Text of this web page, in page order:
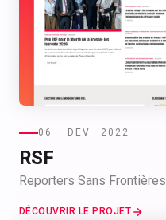
06 — DEV · 2022
RSF
Reporters Sans Frontières
DÉCOUVRIR LE PROJET